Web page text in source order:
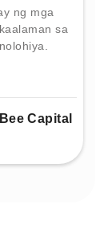
ng mga
sa
Capital